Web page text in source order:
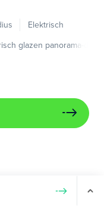
Elektrisch
glazen panorama-dak
Volgende